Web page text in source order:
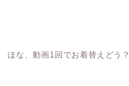
ほな、動画1回でお着替えどう？